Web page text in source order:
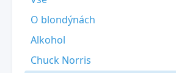
O blondýnách
Alkohol
Chuck Norris